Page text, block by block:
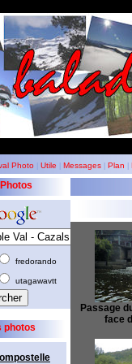
Photo Utile Messages Plan
fredorando
utagawavtt
photos
Passage
face